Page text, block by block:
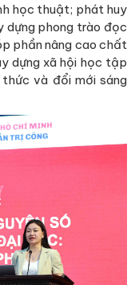
học thuật; phát huy
dựng phong trào đọc
phần nâng cao chất
dựng xã hội học tập
và đổi mới sáng